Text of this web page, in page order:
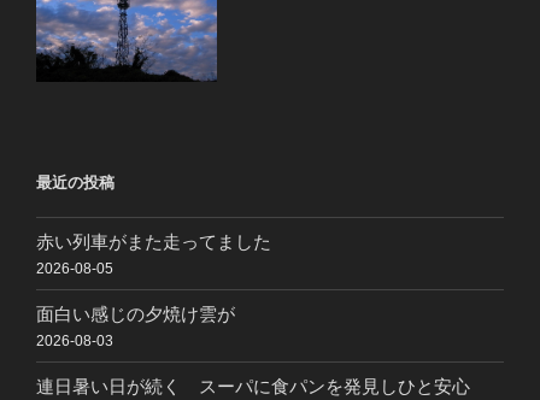
最近の投稿
赤い列車がまた走ってました
2026-08-05
面白い感じの夕焼け雲が
2026-08-03
連日暑い日が続く スーパに食パンを発見しひと安心